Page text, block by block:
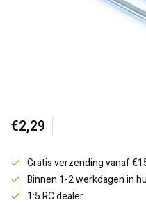
€2,29
Gratis verzending vanaf
Binnen 1-2 werkdagen in
1:5 RC dealer